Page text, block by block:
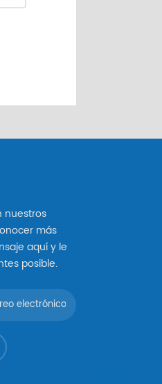
nuestros
más
aquí y le
posible.